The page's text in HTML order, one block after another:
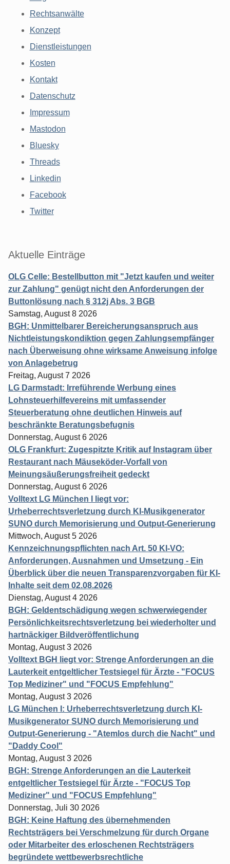
Rechtsanwälte
Konzept
Dienstleistungen
Kosten
Kontakt
Datenschutz
Impressum
Mastodon
Bluesky
Threads
Linkedin
Facebook
Twitter
Aktuelle Einträge
OLG Celle: Bestellbutton mit "Jetzt kaufen und weiter
zur Zahlung" genügt nicht den Anforderungen der
Buttonlösung nach § 312j Abs. 3 BGB
Samstag, August 8 2026
BGH: Unmittelbarer Bereicherungsanspruch aus
Nichtleistungskondiktion gegen Zahlungsempfänger
nach Überweisung ohne wirksame Anweisung infolge
von Anlagebetrug
Freitag, August 7 2026
LG Darmstadt: Irreführende Werbung eines
Lohnsteuerhilfevereins mit umfassender
Steuerberatung ohne deutlichen Hinweis auf
beschränkte Beratungsbefugnis
Donnerstag, August 6 2026
OLG Frankfurt: Zugespitzte Kritik auf Instagram über
Restaurant nach Mäuseköder-Vorfall von
Meinungsäußerungsfreiheit gedeckt
Donnerstag, August 6 2026
Volltext LG München I liegt vor:
Urheberrechtsverletzung durch KI-Musikgenerator
SUNO durch Memorisierung und Output-Generierung
Mittwoch, August 5 2026
Kennzeichnungspflichten nach Art. 50 KI-VO:
Anforderungen, Ausnahmen und Umsetzung - Ein
Überblick über die neuen Transparenzvorgaben für KI-
Inhalte seit dem 02.08.2026
Dienstag, August 4 2026
BGH: Geldentschädigung wegen schwerwiegender
Persönlichkeitsrechtsverletzung bei wiederholter und
hartnäckiger Bildveröffentlichung
Montag, August 3 2026
Volltext BGH liegt vor: Strenge Anforderungen an die
Lauterkeit entgeltlicher Testsiegel für Ärzte - "FOCUS
Top Mediziner" und "FOCUS Empfehlung"
Montag, August 3 2026
LG München I: Urheberrechtsverletzung durch KI-
Musikgenerator SUNO durch Memorisierung und
Output-Generierung - "Atemlos durch die Nacht" und
"Daddy Cool"
Montag, August 3 2026
BGH: Strenge Anforderungen an die Lauterkeit
entgeltlicher Testsiegel für Ärzte - "FOCUS Top
Mediziner" und "FOCUS Empfehlung"
Donnerstag, Juli 30 2026
BGH: Keine Haftung des übernehmenden
Rechtsträgers bei Verschmelzung für durch Organe
oder Mitarbeiter des erloschenen Rechtsträgers
begründete wettbewerbsrechtliche